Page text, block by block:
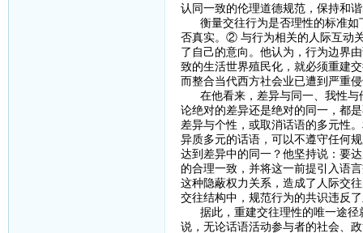
认同一致的伦理道德规范，保持和
衡量交往行为是否理性的标准如
否真实。② 与行为相关的人际互动
了自己的意向。他认为，行为边界
致的生活世界殖民化，就必须重建
而整合当代西方社会业已遭到严重
在他看来，差异与同一、我性与
论绝对的差异还是绝对的同一，都
差异与个性，或取消话语的多元性
异质多元的话语，可以不遵守任何
达到差异中的同一？他坚持说：要
的合理一致，并将这一前提引入语
这种隐蔽权力关系，造成了人际交
交往结构中，规范行为的共识违反
据此，重建交往理性的唯一途径
说，无论话语活动参与者的社会、